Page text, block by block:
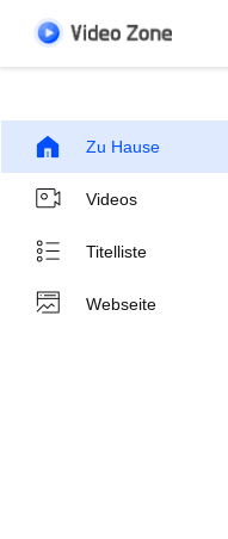
Zu Hause
Videos
Titelliste
Webseite